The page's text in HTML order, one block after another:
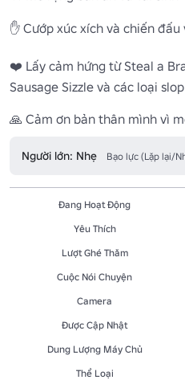
✋ Cướp xúc xích và chiến
❤️ Lấy cảm hứng từ Steal a
Sausage Sizzle và các loại
🙏 Cảm ơn bản thân mình vì
Người lớn: Nhẹ Bạo lực (Lặp lại/
Đang Hoạt Động
Yêu Thích
Lượt Ghé Thăm
Cuộc Nói Chuyện
Camera
Được Cập Nhật
Dung Lượng Máy Chủ
Thể Loại